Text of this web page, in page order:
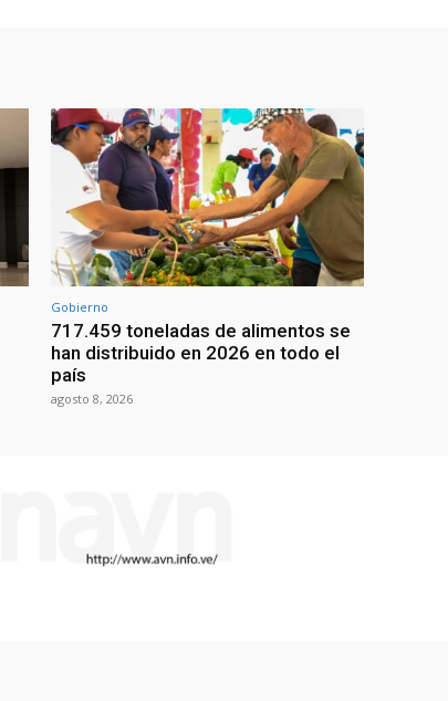
Gobierno
717.459 toneladas de alimentos se
han distribuido en 2026 en todo el
país
agosto 8, 2026